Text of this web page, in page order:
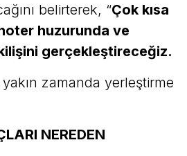
belirterek, “Çok kısa
huzurunda ve
gerçekleştireceğiz.
zamanda yerleştirme
NEREDEN